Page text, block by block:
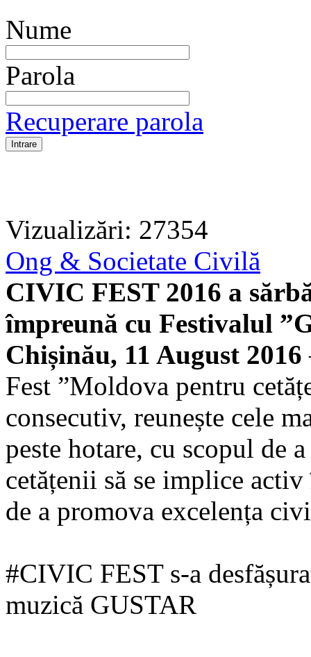
Nume
Parola
Recuperare parola
Vizualizări: 27354
Ong & Societate Civilă
CIVIC FEST 2016 a
împreună cu Festivalul
Chișinău, 11 August 2016
Fest ”Moldova pentru
consecutiv, reunește cele
peste hotare, cu scopul de
cetățenii să se implice
de a promova excelența
#CIVIC FEST s-a
muzică GUSTAR